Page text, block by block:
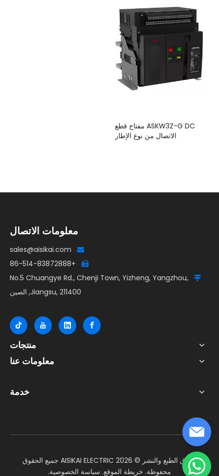
ASKW3Z-G DC مفتاح قطع
الاتصال من نوع الإطار
معلومات الاتصال

sales@aisikai.com

+86-514-83872888

No.5 Chuangye Rd., Chenji Town, Yizheng, Yangzhou,
Jiangsu, 211400, الصين
منتجات
معلومات عنا
خدمة
حقوق الطبع والنشر © 2026
AISIKAI ELECTRIC جميع الحقوق
محفوظة. خريطة الموقع. سياسة الخصوصية.